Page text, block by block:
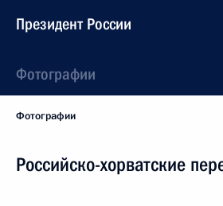
Президент России
Фотографии
Фотографии
Российско-хорватские